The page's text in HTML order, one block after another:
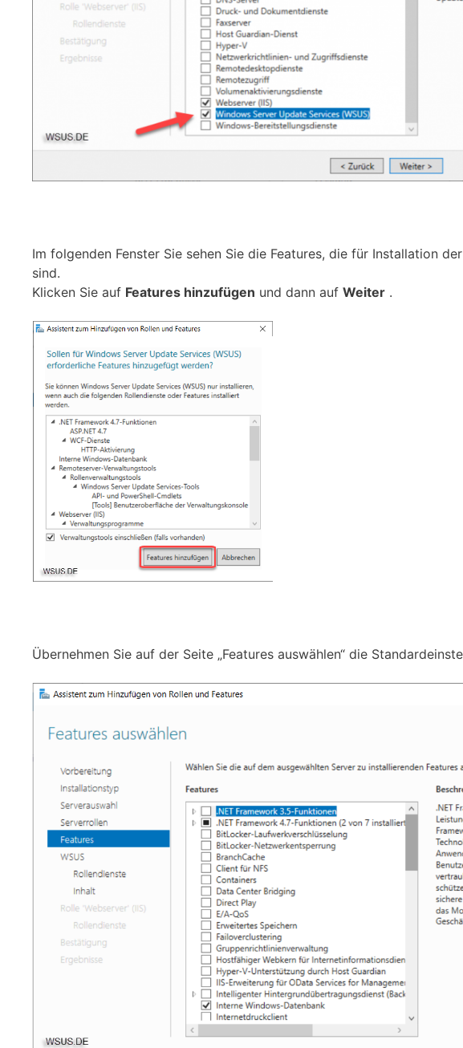
Im folgenden Fenster Sie sehen Sie die Features, die für Installation
sind.
Klicken Sie auf Features hinzufügen und dann auf Weiter .
Übernehmen Sie auf der Seite „Features auswählen“ die